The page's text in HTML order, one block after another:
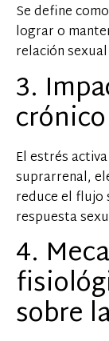
Se define
lograr o
relación
3.
El estrés
suprarrenal,
reduce el flujo
respuesta
4.
sobre